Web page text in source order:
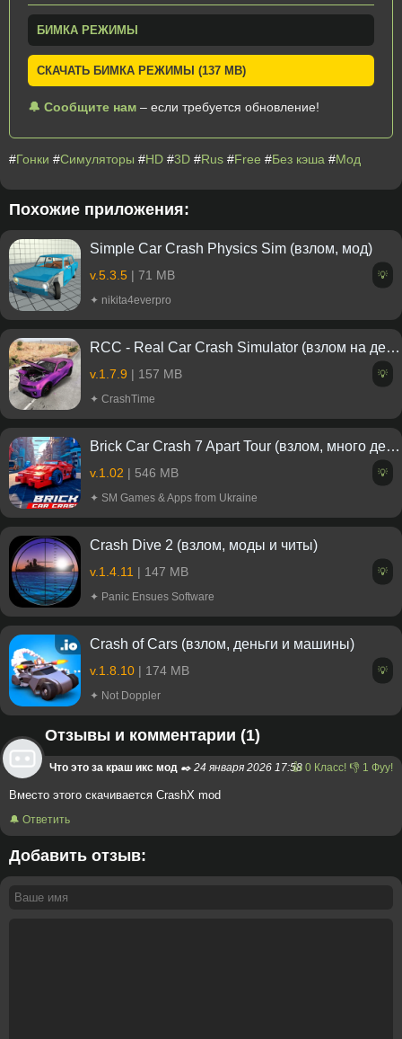
БИМКА РЕЖИМЫ
СКАЧАТЬ БИМКА РЕЖИМЫ (137 MB)
🔔 Сообщите нам – если требуется обновление!
#Гонки #Симуляторы #HD #3D #Rus #Free #Без кэша #Мод
Похожие приложения:
Simple Car Crash Physics Sim (взлом, мод)
v.5.3.5 | 71 MB
✦ nikita4everpro
💡
RCC - Real Car Crash Simulator (взлом на деньги)
v.1.7.9 | 157 MB
✦ CrashTime
💡
Brick Car Crash 7 Apart Tour (взлом, много денег)
v.1.02 | 546 MB
✦ SM Games & Apps from Ukraine
💡
Crash Dive 2 (взлом, моды и читы)
v.1.4.11 | 147 MB
✦ Panic Ensues Software
💡
Crash of Cars (взлом, деньги и машины)
v.1.8.10 | 174 MB
✦ Not Doppler
💡
Отзывы и комментарии (1)
Что это за краш икс мод ✒️ 24 января 2026 17:58
Вместо этого скачивается CrashX mod
👍 0 Класс! 👎 1 Фуу!
🔔 Ответить
Добавить отзыв: